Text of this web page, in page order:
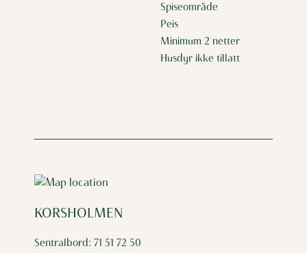
Spiseområde
Peis
Minimum 2 netter
Husdyr ikke tillatt
KORSHOLMEN
Sentralbord: 71 51 72 50